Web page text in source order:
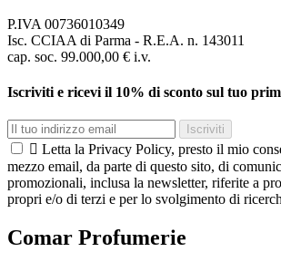
P.IVA 00736010349
Isc. CCIAA di Parma - R.E.A. n. 143011
cap. soc. 99.000,00 € i.v.
Iscriviti e ricevi il 10% di sconto sul tuo
Iscriviti
 Letta la Privacy Policy, presto il mio
mezzo email, da parte di questo sito, di
promozionali, inclusa la newsletter, riferite a
propri e/o di terzi e per lo svolgimento di
Comar Profumerie